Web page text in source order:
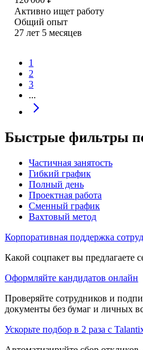
Активно ищет работу
Общий опыт
27 лет 5 месяцев
1
2
3
...
Быстрые фильтры
Частичная занятость
Гибкий график
Полный день
Проектная работа
Сменный график
Вахтовый метод
Корпоративная поддержка
Какой соцпакет вы предлагаете
Оформляйте кандидатов онлайн
Проверяйте сотрудников и
документы без бумаг и личных
Ускорьте подбор в 2 раза с